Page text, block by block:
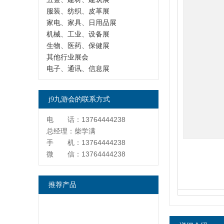
服装、纺织、皮革展
家电、家具、日用品展
机械、工业、设备展
生物、医药、保健展
其他行业展会
电子、通讯、信息展
j9九游会的联系方式
电 话：13764444238
总经理：柴学满
手 机：13764444238
微 信：13764444238
推荐产品